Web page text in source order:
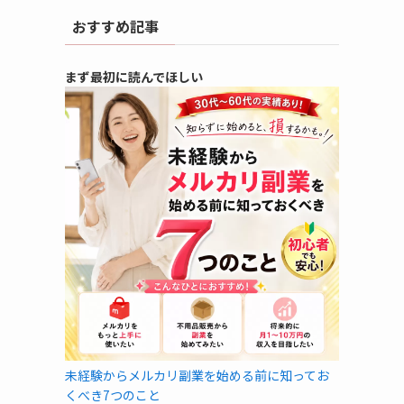
おすすめ記事
まず最初に読んでほしい
未経験からメルカリ副業を始める前に知ってお
くべき7つのこと